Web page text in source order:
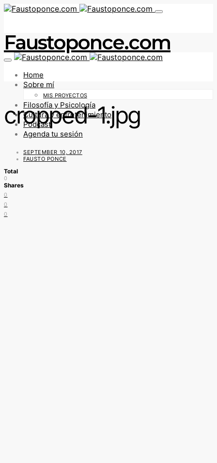
Faustoponce.com
Home
Sobre mí
MIS PROYECTOS
Filosofía y Psicología
Cultura y entretenimiento
Podcast
Agenda tu sesión
cropped-1.jpg
SEPTEMBER 10, 2017
FAUSTO PONCE
Total
0
Shares
0
0
0